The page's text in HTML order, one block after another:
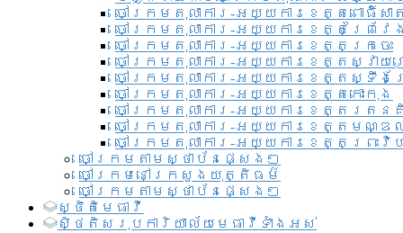
ចៅក្រមតុលាការ-អយ្យការខេត្តពោធិ៍សា
ចៅក្រមតុលាការ-អយ្យការខេត្តព្រៃវែ
ចៅក្រមតុលាការ-អយ្យការខេត្តក្រចេះ
ចៅក្រមតុលាការ-អយ្យការខេត្តស្វាយ
ចៅក្រមតុលាការ-អយ្យការខេត្តស្ទឹង
ចៅក្រមតុលាការ-អយ្យការខេត្តកោះកុង
ចៅក្រមតុលាការ-អយ្យការខេត្តរតន
ចៅក្រមតុលាការ-អយ្យការខេត្តមណ្
ចៅក្រមតុលាការ-អយ្យការខេត្តព្រះវិហ
ចៅក្រមតាមស្ថាប័នផ្សេងៗ
ចៅក្រមនៅក្រសួងយុត្តិធម៌
ចៅក្រមតាមស្ថាប័នផ្សេងៗ
ស្ថិតិមេធាវី
សិ្ថតិសរុបការិយាល័យមេធាវីទាំងអស់​